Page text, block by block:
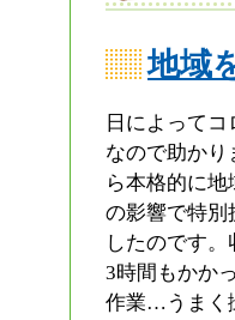
地域
日によって
なので助か
ら本格的に
の影響で特別
したのです
3時間もかか
作業…うまく